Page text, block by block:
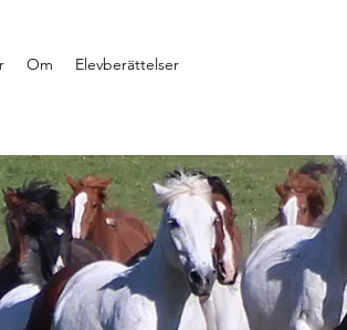
Om Elevberättelser